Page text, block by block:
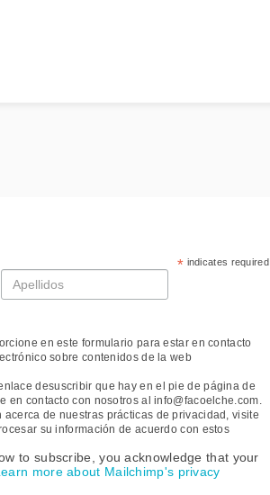
* indicates required
Apellidos
*
en este formulario para estar en contacto
sobre contenidos de la web
desuscribir que hay en el pie de página de
contacto con nosotros al info@facoelche.com.
de nuestras prácticas de privacidad, visite
su información de acuerdo con estos
to subscribe, you acknowledge that your
more about Mailchimp's privacy